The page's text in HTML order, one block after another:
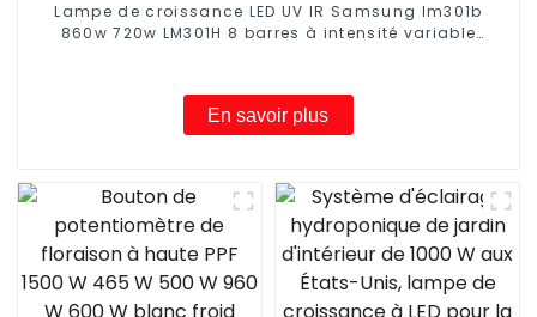
Lampe de croissance LED UV IR Samsung lm301b
860w 720w LM301H 8 barres à intensité variable
En savoir plus